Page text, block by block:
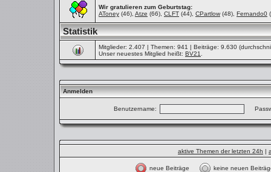
Wir gratulieren zum Geburtstag:
AToney (46), Atze (66), CLFT (44), CPartlow (48), Fernando0
Statistik
Mitglieder: 2.407 | Themen: 941 | Beiträge: 9.630
Unser neuestes Mitglied heißt: BV21
Anmelden
Benutzername:
aktive Themen der letzten 24h |
neue Beiträge keine neuen